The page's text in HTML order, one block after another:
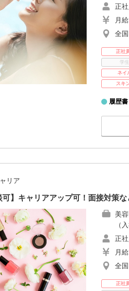
正
月
全
正社
学
ネイ
スキ
履歴
リア
】キャリアアップ可！面接対策
美
（
正
月
全
正社